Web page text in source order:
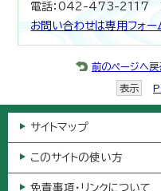
電話：042-473-2117
お問い合わせは専用フォー
前のページへ戻
表示
サイトマップ
このサイトの使い方
免責事項・リンクについて